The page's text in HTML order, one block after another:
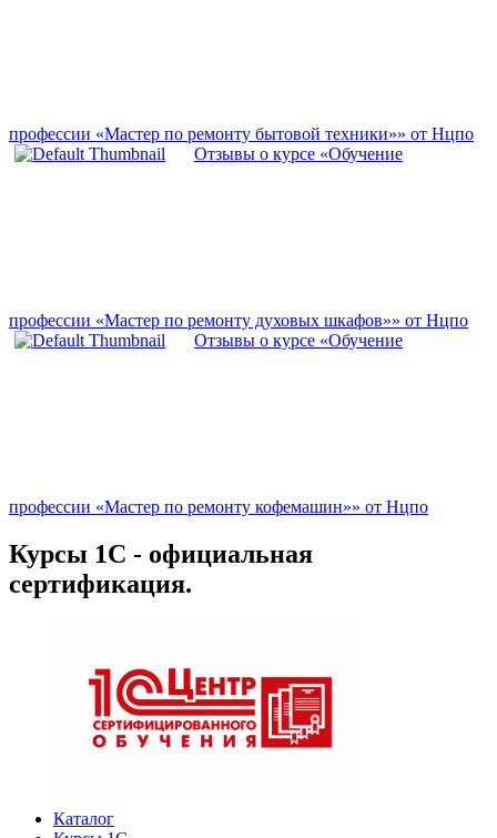
профессии «Мастер по ремонту бытовой техники»» от Нцпо
Отзывы о курсе «Обучение
профессии «Мастер по ремонту духовых шкафов»» от Нцпо
Отзывы о курсе «Обучение
профессии «Мастер по ремонту кофемашин»» от Нцпо
Курсы 1С - официальная
сертификация.
Каталог